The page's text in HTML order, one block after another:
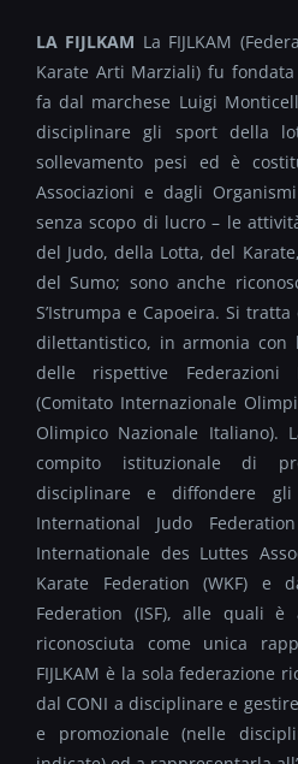
LA FIJLKAM La FIJLKAM
Karate Arti Marziali) fu
fa dal marchese Luigi
disciplinare gli sport della
sollevamento pesi ed è
Associazioni e dagli
senza scopo di lucro – le
del Judo, della Lotta, del
del Sumo; sono anche
S’Istrumpa e Capoeira. Si
dilettantistico, in armonia
delle rispettive Federazioni
(Comitato Internazionale
Olimpico Nazionale Italiano).
compito istituzionale di
disciplinare e diffondere
International Judo
Internationale des Luttes
Karate Federation (WKF) e
Federation (ISF), alle quali
riconosciuta come unica
FIJLKAM è la sola federazione
dal CONI a disciplinare e
e promozionale (nelle